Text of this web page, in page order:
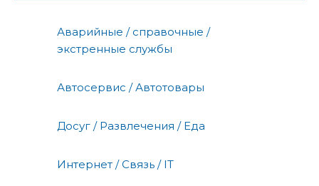
Аварийные / справочные /
экстренные службы
Автосервис / Автотовары
Досуг / Развлечения / Еда
Интернет / Связь / IT